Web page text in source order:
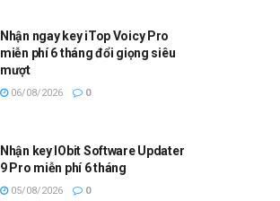
Nhận ngay key iTop Voicy Pro
miễn phí 6 tháng đổi giọng siêu
mượt
06/08/2026 0
Nhận key IObit Software Updater
9 Pro miễn phí 6 tháng
05/08/2026 0